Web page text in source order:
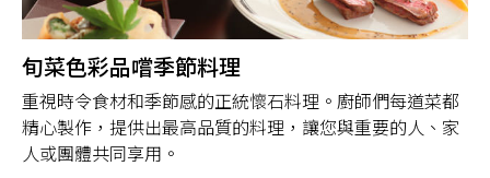
旬菜色彩品嚐季節料理
重視時令食材和季節感的正統懷石料理。廚師們每道菜都
精心製作，提供出最高品質的料理，讓您與重要的人、家
人或團體共同享用。